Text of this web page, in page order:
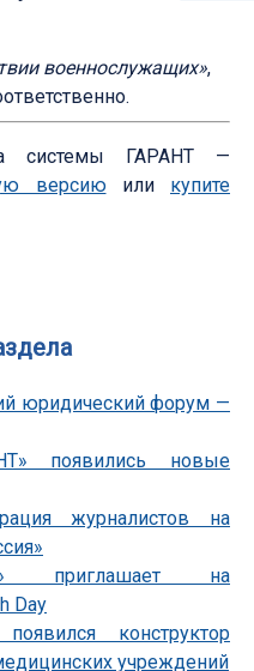
военнослужащих»,
системы ГАРАНТ —
версиюили купите
юридический форум —
появились новые
журналистов на
приглашает на
Day
конструктор
учреждений